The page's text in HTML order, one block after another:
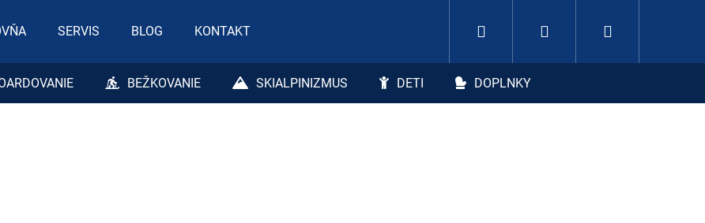
SERVIS BLOG KONTAKT Prihlásenie
BEŽKOVANIE SKIALPINIZMUS DETI DOPLNKY
potrebujete nájsť?